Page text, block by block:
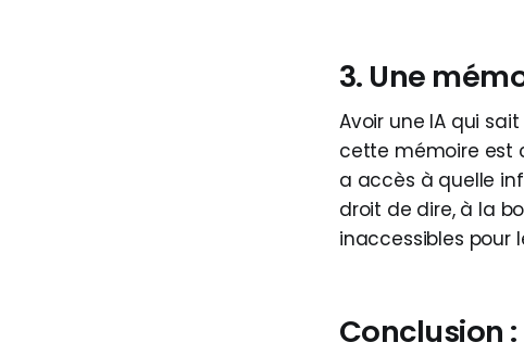
3. Une
Avoir une IA qui
cette mémoire est
a accès à quelle
droit de dire, à la
inaccessibles pour
Conclusion